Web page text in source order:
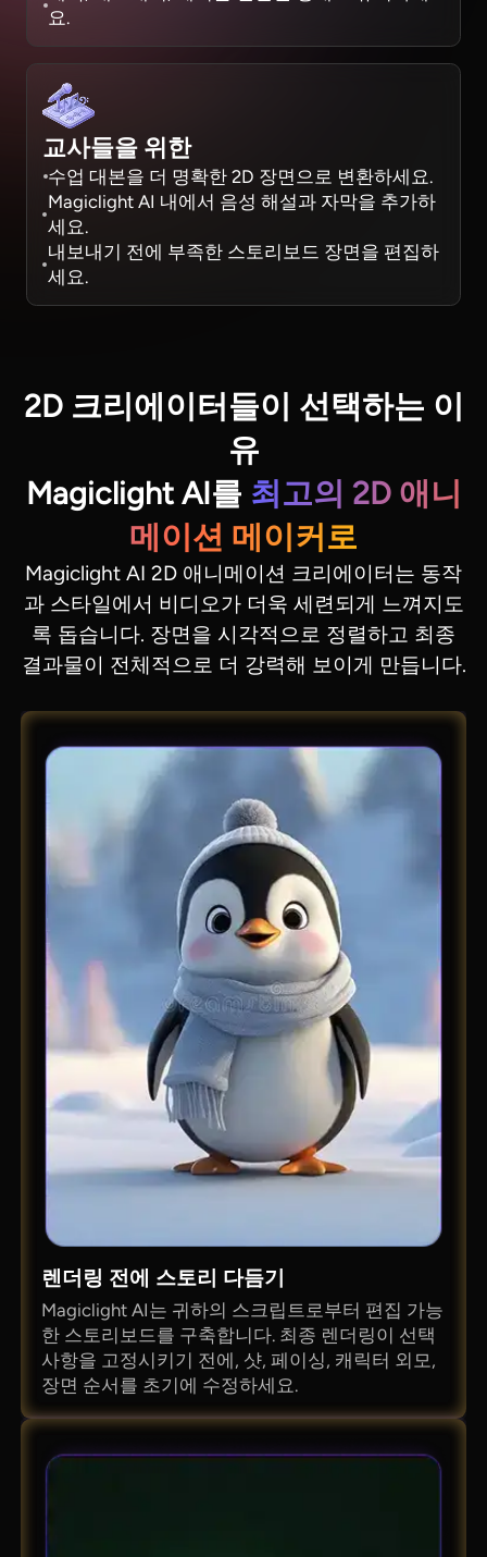
요.
교사들을 위한
수업 대본을 더 명확한 2D 장면으로 변환하세요.
Magiclight AI 내에서 음성 해설과 자막을 추가하
세요.
내보내기 전에 부족한 스토리보드 장면을 편집하
세요.
2D 크리에이터들이 선택하는 이
유
Magiclight AI를 최고의 2D 애니
메이션 메이커로
Magiclight AI 2D 애니메이션 크리에이터는 동작
과 스타일에서 비디오가 더욱 세련되게 느껴지도
록 돕습니다. 장면을 시각적으로 정렬하고 최종
결과물이 전체적으로 더 강력해 보이게 만듭니다.
렌더링 전에 스토리 다듬기
Magiclight AI는 귀하의 스크립트로부터 편집 가능
한 스토리보드를 구축합니다. 최종 렌더링이 선택
사항을 고정시키기 전에, 샷, 페이싱, 캐릭터 외모,
장면 순서를 초기에 수정하세요.